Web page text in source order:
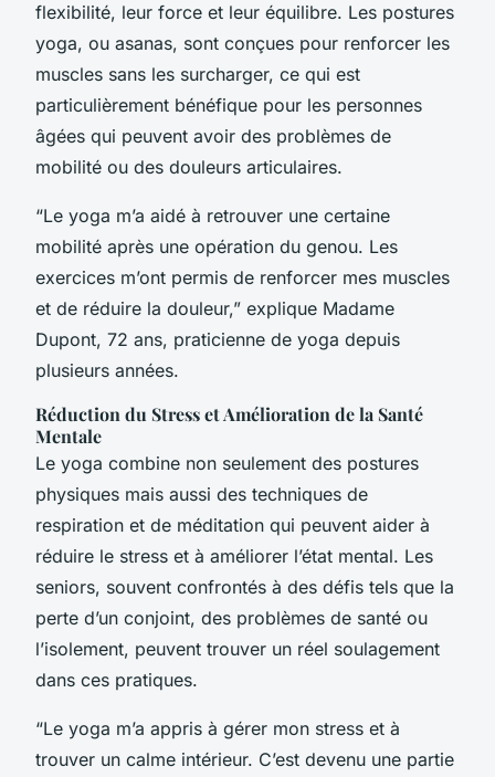
flexibilité, leur force et leur équilibre. Les postures
yoga, ou asanas, sont conçues pour renforcer les
muscles sans les surcharger, ce qui est
particulièrement bénéfique pour les personnes
âgées qui peuvent avoir des problèmes de
mobilité ou des douleurs articulaires.
“Le yoga m’a aidé à retrouver une certaine
mobilité après une opération du genou. Les
exercices m’ont permis de renforcer mes muscles
et de réduire la douleur,” explique Madame
Dupont, 72 ans, praticienne de yoga depuis
plusieurs années.
Réduction du Stress et Amélioration de la Santé
Mentale
Le yoga combine non seulement des postures
physiques mais aussi des techniques de
respiration et de méditation qui peuvent aider à
réduire le stress et à améliorer l’état mental. Les
seniors, souvent confrontés à des défis tels que la
perte d’un conjoint, des problèmes de santé ou
l’isolement, peuvent trouver un réel soulagement
dans ces pratiques.
“Le yoga m’a appris à gérer mon stress et à
trouver un calme intérieur. C’est devenu une partie